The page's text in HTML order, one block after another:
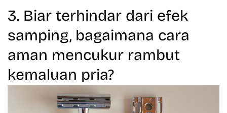
3. Biar terhindar dari efek
samping, bagaimana cara
aman mencukur rambut
kemaluan pria?